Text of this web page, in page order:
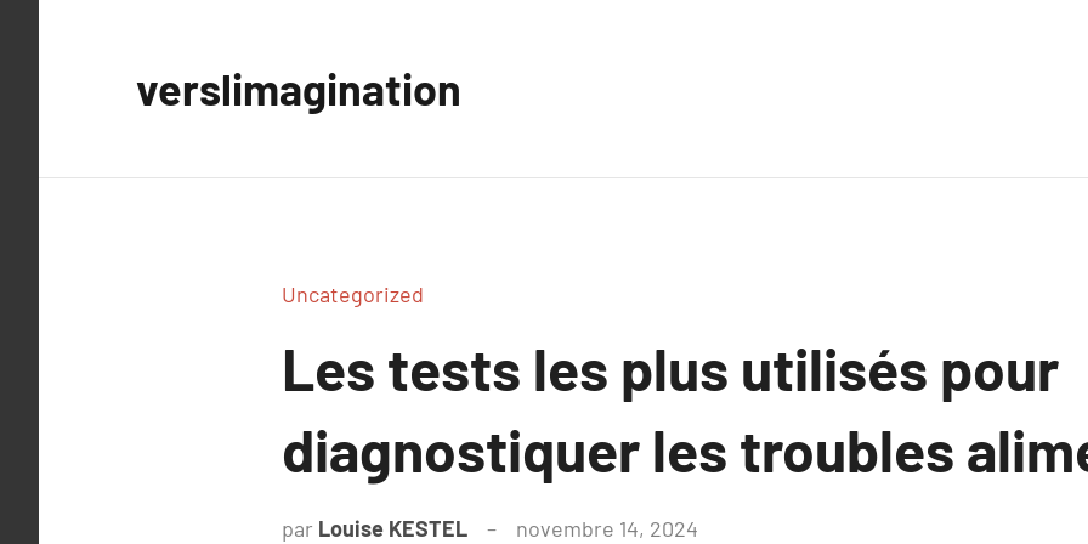
verslimagination
Uncategorized
Les tests les plus utilisés pour
diagnostiquer les troubles
par Louise KESTEL novembre 14, 2024